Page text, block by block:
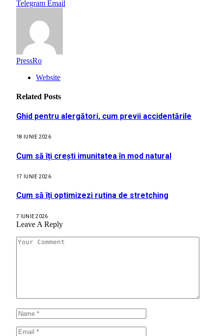
Telegram Email
PressRo
Website
Related Posts
Ghid pentru alergători, cum previi accidentările
18 IUNIE 2026
Cum să îți crești imunitatea în mod natural
17 IUNIE 2026
Cum să îți optimizezi rutina de stretching
7 IUNIE 2026
Leave A Reply